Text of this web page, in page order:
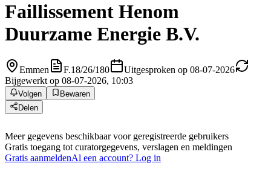
Faillissement Henom
Duurzame Energie B.V.
Emmen F.18/26/180
Uitgesproken op 08-07-2026
Bijgewerkt op 08-07-2026, 10:03
Volgen
Bewaren
Delen
Meer gegevens beschikbaar voor geregistreerde gebruikers
Gratis toegang tot curatorgegevens, verslagen en meldingen
Gratis aanmeldenAl een account? Log in